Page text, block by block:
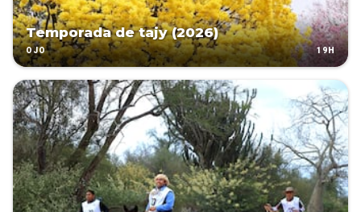
Temporada de tajy (2026)
OJO 19H